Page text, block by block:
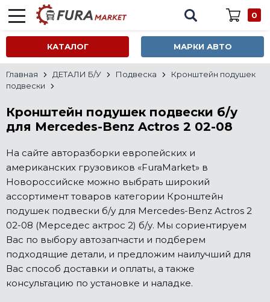
0
КАТАЛОГ МАРКИ АВТО
Все марки
Главная ДЕТАЛИ Б/У Подвеска
Кронштейн подушек
подвески
Кронштейн подушек подвески б/у
для Mercedes-Benz Actros 2 02-08
На сайте авторазборки европейских и
американских грузовиков «FuraMarket» в
Новороссийске можно выбрать широкий
ассортимент товаров категории Кронштейн
подушек подвески б/у для Mercedes-Benz Actros 2
02-08 (Мерседес актрос 2) б/у. Мы сориентируем
Вас по выбору автозапчасти и подберем
подходящие детали, и предложим наилучший для
Вас способ доставки и оплаты, а также
консультацию по установке и наладке.